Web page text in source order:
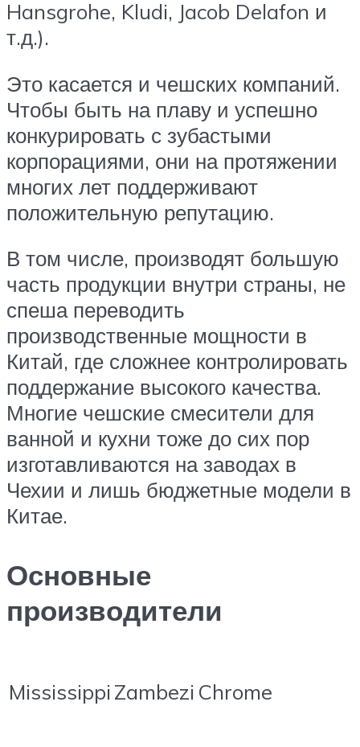
Hansgrohe, Kludi, Jacob Delafon и
т.д.).
Это касается и чешских компаний.
Чтобы быть на плаву и успешно
конкурировать с зубастыми
корпорациями, они на протяжении
многих лет поддерживают
положительную репутацию.
В том числе, производят большую
часть продукции внутри страны, не
спеша переводить
производственные мощности в
Китай, где сложнее контролировать
поддержание высокого качества.
Многие чешские смесители для
ванной и кухни тоже до сих пор
изготавливаются на заводах в
Чехии и лишь бюджетные модели в
Китае.
Основные
производители
Mississippi Zambezi Chrome